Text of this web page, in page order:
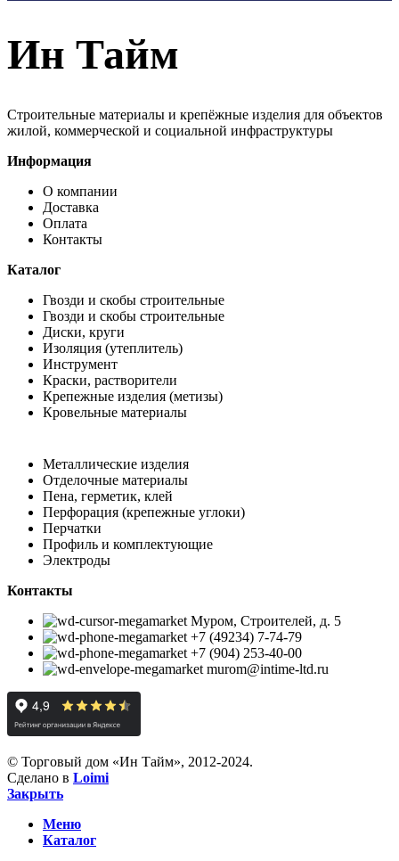
Ин Тайм
Строительные материалы и крепёжные изделия для объектов
жилой, коммерческой и социальной инфраструктуры
Информация
О компании
Доставка
Оплата
Контакты
Каталог
Гвозди и скобы строительные
Гвозди и скобы строительные
Диски, круги
Изоляция (утеплитель)
Инструмент
Краски, растворители
Крепежные изделия (метизы)
Кровельные материалы
Металлические изделия
Отделочные материалы
Пена, герметик, клей
Перфорация (крепежные углоки)
Перчатки
Профиль и комплектующие
Электроды
Контакты
Муром, Строителей, д. 5
+7 (49234) 7-74-79
+7 (904) 253-40-00
murom@intime-ltd.ru
© Торговый дом «Ин Тайм», 2012-2024.
Сделано в Loimi
Закрыть
Меню
Каталог